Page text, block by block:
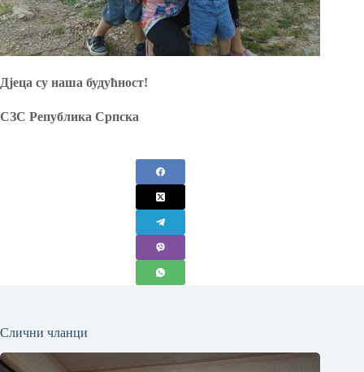
Дјеца су наша будућност!
СЗС Република Српска
Слични чланци